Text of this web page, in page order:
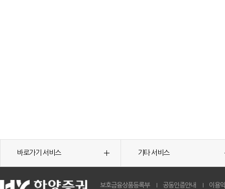
바로가기 서비스 기타 서비스
보호금융상품등록부 공동인증안내 이용